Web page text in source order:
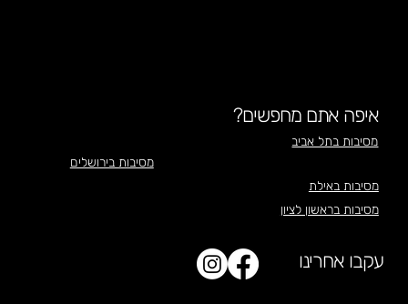
עקבו אחרינו
איפה אתם מחפשים?
מסיבות בתל אביב
מסיבות בירושלים
מסיבות באילת
מסיבות בראשון לציון